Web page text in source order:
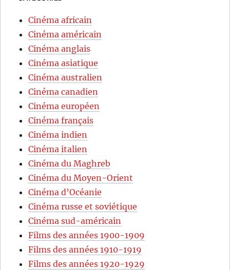
Cinéma africain
Cinéma américain
Cinéma anglais
Cinéma asiatique
Cinéma australien
Cinéma canadien
Cinéma européen
Cinéma français
Cinéma indien
Cinéma italien
Cinéma du Maghreb
Cinéma du Moyen-Orient
Cinéma d’Océanie
Cinéma russe et soviétique
Cinéma sud-américain
Films des années 1900-1909
Films des années 1910-1919
Films des années 1920-1929